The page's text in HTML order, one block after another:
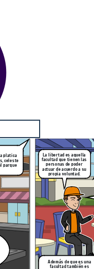
platica
celeste
parque
La libertad es aquella
facultad que tienen las
personas de poder
actuar de acuerdo a su
propia voluntad.
Además de que es una
facultad también es